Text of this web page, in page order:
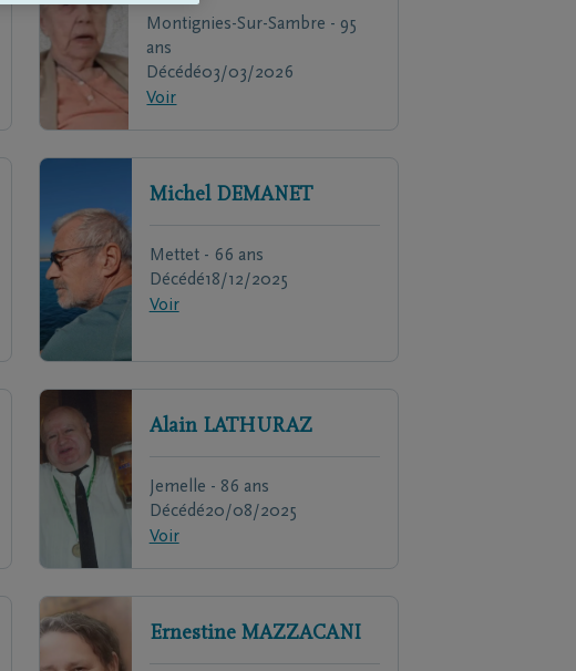
Montignies-Sur-Sambre - 95
ans
Décédé03/03/2026
Voir
Michel DEMANET
Mettet - 66 ans
Décédé18/12/2025
Voir
Alain LATHURAZ
Jemelle - 86 ans
Décédé20/08/2025
Voir
Ernestine MAZZACANI